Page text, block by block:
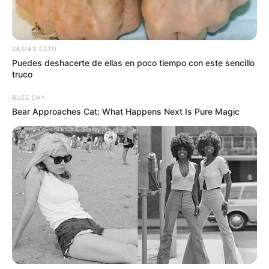
Los sindicalistas aseveran que luego de haber agotado
todas las instancias internas en la compañía y con el
SABIAS ESTO
Puedes deshacerte de ellas en poco tiempo con este sencillo
truco
BUZZ DAY
Bear Approaches Cat: What Happens Next Is Pure Magic